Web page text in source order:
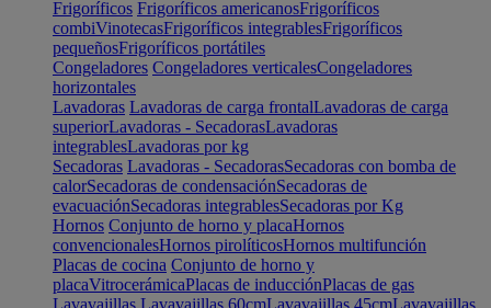
Frigoríficos Frigoríficos americanosFrigoríficos
combiVinotecasFrigoríficos integrablesFrigoríficos
pequeñosFrigoríficos portátiles
Congeladores Congeladores verticalesCongeladores
horizontales
Lavadoras Lavadoras de carga frontalLavadoras de carga
superiorLavadoras - SecadorasLavadoras
integrablesLavadoras por kg
Secadoras Lavadoras - SecadorasSecadoras con bomba de
calorSecadoras de condensaciónSecadoras de
evacuaciónSecadoras integrablesSecadoras por Kg
Hornos Conjunto de horno y placaHornos
convencionalesHornos pirolíticosHornos multifunción
Placas de cocina Conjunto de horno y
placaVitrocerámicaPlacas de inducciónPlacas de gas
Lavavajillas Lavavajillas 60cmLavavajillas 45cmLavavajillas